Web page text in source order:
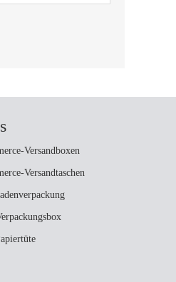
Versandboxen
Versandtaschen